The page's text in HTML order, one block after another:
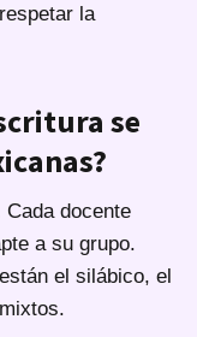
la
se
docente
a su grupo.
el silábico, el